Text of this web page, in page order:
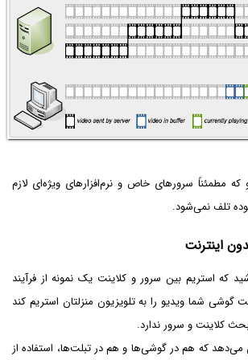
که مطمئناً سرورهای خاص و نرم‌افزارهای ویژه‌ای لازم
تلف نمی‌شود.
اینترنت
که استریم بین سرور و کلاینت یک نمونه از فرآیند
شما ویدیو را به تلویزیون منزلتان استریم کند
کلاینت و سرور ندارد.
می‌دهد که هم در گوشی‌ها و هم در تبلت‌ها، استفاده از